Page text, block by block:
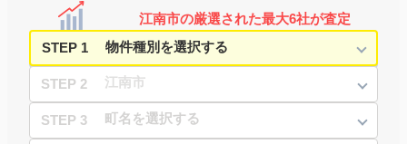
江南市の厳選された最大6社が査定
STEP 1
STEP 2
STEP 3